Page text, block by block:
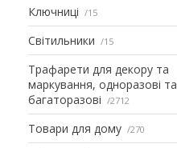
Ключниці 15
Світильники 15
Трафарети для декору та
маркування, одноразові та
багаторазові
2712
Товари для дому 270